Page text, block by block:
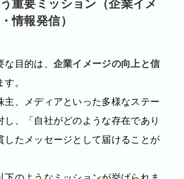
情報発信）
目的は、 企業イメージの向上と信
。
主、メディアといった多様なステー
し、「自社がどのような存在であり
したメッセージとして届けることが